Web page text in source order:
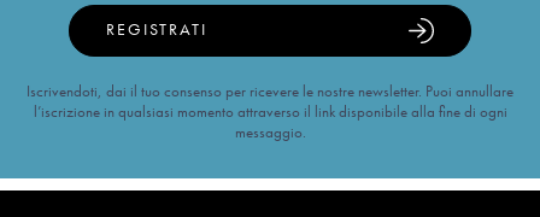
REGISTRATI
Iscrivendoti, dai il tuo consenso per ricevere le nostre newsletter. Puoi annullare
l’iscrizione in qualsiasi momento attraverso il link disponibile alla fine di ogni
messaggio.